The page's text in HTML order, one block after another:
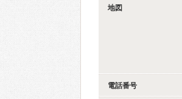
地図
電話番号